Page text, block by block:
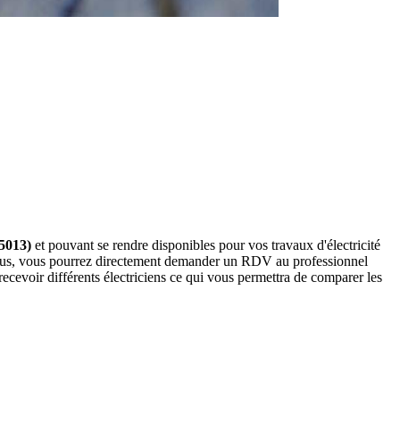
et pouvant se rendre disponibles pour vos travaux d'électricité
vous pourrez directement demander un RDV au professionnel
différents électriciens ce qui vous permettra de comparer les